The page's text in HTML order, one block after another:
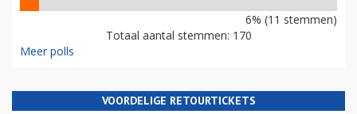
6% (11 stemmen)
Totaal aantal stemmen: 170
Meer polls
VOORDELIGE RETOURTICKETS